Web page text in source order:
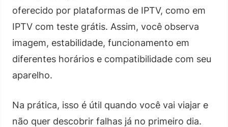
oferecido por plataformas de IPTV, como em
IPTV com teste grátis. Assim, você observa
imagem, estabilidade, funcionamento em
diferentes horários e compatibilidade com seu
aparelho.
Na prática, isso é útil quando você vai viajar e
não quer descobrir falhas já no primeiro dia.